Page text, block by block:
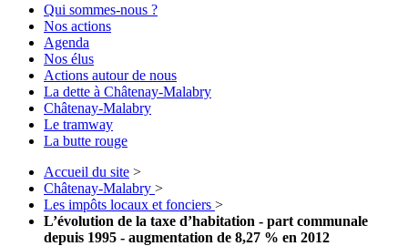
Qui sommes-nous ?
Nos actions
Agenda
Nos élus
Actions autour de nous
La dette à Châtenay-Malabry
Châtenay-Malabry
Le tramway
La butte rouge
Accueil du site >
Châtenay-Malabry >
Les impôts locaux et fonciers >
L’évolution de la taxe d’habitation - part communale
depuis 1995 - augmentation de 8,27 % en 2012